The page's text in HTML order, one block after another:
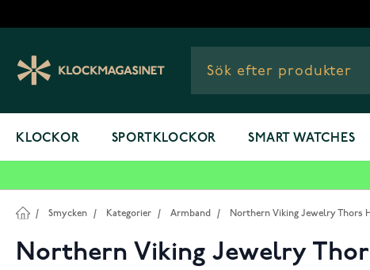
KLOCKOR SPORTKLOCKOR SMART WATCHES
/ Smycken / Kategorier / Armband / Northern Viking Jewelry Thors
Northern Viking Jewelry